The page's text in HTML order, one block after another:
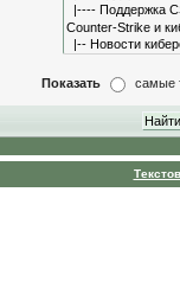
Показать самые